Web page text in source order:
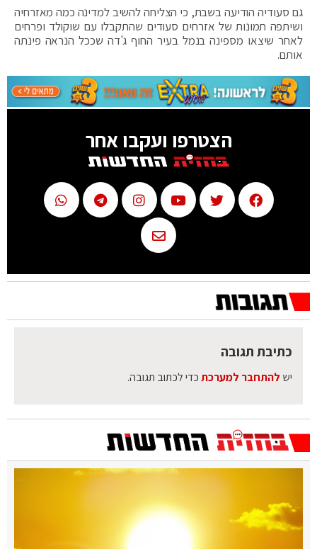
גם סעודיה הודיעה בשבת, כי הצליחה להשיב למדינה כמה מאזרחיה
ושיתפה תמונות של אזרחים סעודים שהתקבלו עם שוקולד ופרחים
לאחר שיצאו מספינה בנמל בעיר החוף ג'דה שככל הנראה פינתה
אותם.
הצטרפו ועקבו אחר
כתיבת תגובה
יש להתחבר למערכתכדי לכתוב תגובה.